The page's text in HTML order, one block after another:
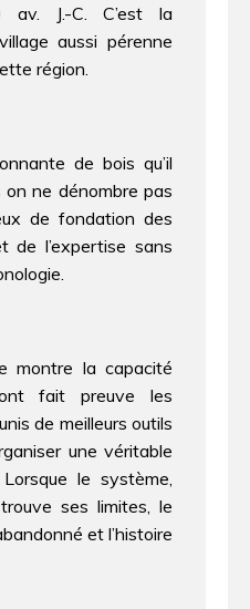
av. J.-C. C’est la
aussi pérenne
région.
de bois qu’il
on ne dénombre pas
de fondation des
de l’expertise sans
montre la capacité
fait preuve les
de meilleurs outils
une véritable
le système,
ses limites, le
et l’histoire